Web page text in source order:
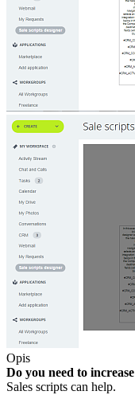
Opis
Do you need to increase
Sales scripts can help.